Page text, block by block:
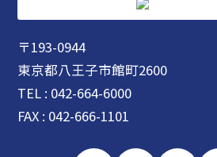
〒193-0944
東京都八王子市館町2600
TEL : 042-664-6000
FAX : 042-666-1101